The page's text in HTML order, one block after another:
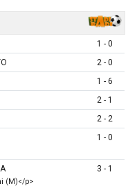
1 - 0
2 - 0
1 - 6
2 - 1
2 - 2
1 - 0
(M)</p>
3 - 1